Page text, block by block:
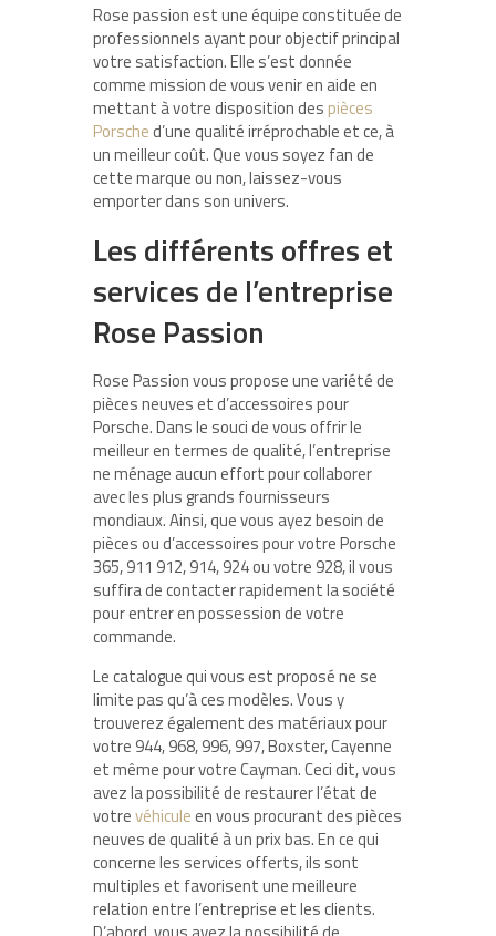
Rose passion est une équipe constituée de
professionnels ayant pour objectif principal
votre satisfaction. Elle s’est donnée
comme mission de vous venir en aide en
mettant à votre disposition des pièces
Porsched’une qualité irréprochable et ce, à
un meilleur coût. Que vous soyez fan de
cette marque ou non, laissez-vous
emporter dans son univers.
Les différents offres et
services de l’entreprise
Rose Passion
Rose Passion vous propose une variété de
pièces neuves et d’accessoires pour
Porsche. Dans le souci de vous offrir le
meilleur en termes de qualité, l’entreprise
ne ménage aucun effort pour collaborer
avec les plus grands fournisseurs
mondiaux. Ainsi, que vous ayez besoin de
pièces ou d’accessoires pour votre Porsche
365, 911 912, 914, 924 ou votre 928, il vous
suffira de contacter rapidement la société
pour entrer en possession de votre
commande.
Le catalogue qui vous est proposé ne se
limite pas qu’à ces modèles. Vous y
trouverez également des matériaux pour
votre 944, 968, 996, 997, Boxster, Cayenne
et même pour votre Cayman. Ceci dit, vous
avez la possibilité de restaurer l’état de
votrevéhiculeen vous procurant des pièces
neuves de qualité à un prix bas. En ce qui
concerne les services offerts, ils sont
multiples et favorisent une meilleure
relation entre l’entreprise et les clients.